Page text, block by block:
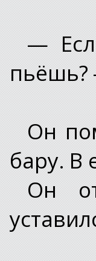
—
пьёшь?
Он
бару. В
Он